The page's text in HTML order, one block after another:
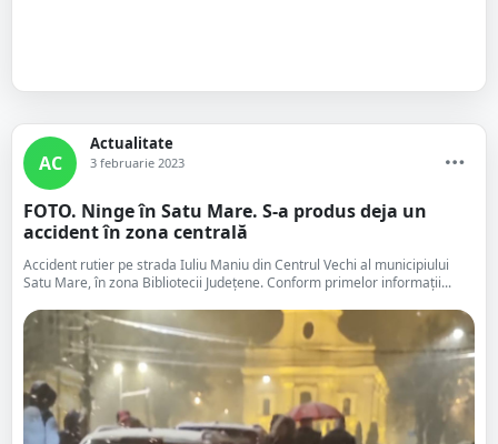
AC
Actualitate
3 februarie 2023
FOTO. Ninge în Satu Mare. S-a produs deja un
accident în zona centrală
Accident rutier pe strada Iuliu Maniu din Centrul Vechi al municipiului
Satu Mare, în zona Bibliotecii Județene. Conform primelor informații...